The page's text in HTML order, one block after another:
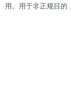
用。用于非正规目的